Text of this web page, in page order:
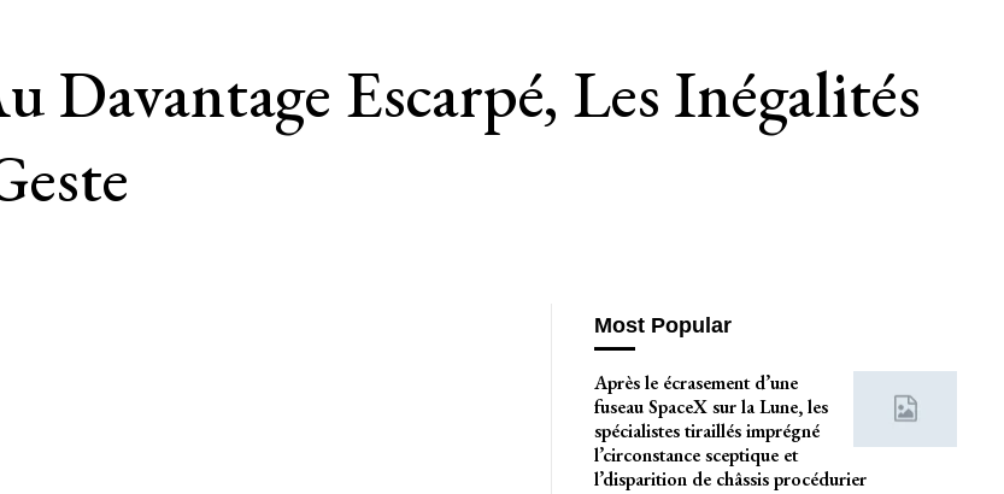
Davantage Escarpé, Les Inégalités
Most Popular
Après le écrasement d’une
fuseau SpaceX sur la Lune, les
spécialistes tiraillés imprégné
l’circonstance sceptique et
l’disparition de châssis procédurier